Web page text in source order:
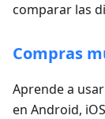
comparar las
Compras
Aprende a
en Android,